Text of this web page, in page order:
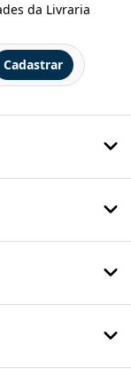
da Livraria
Cadastrar